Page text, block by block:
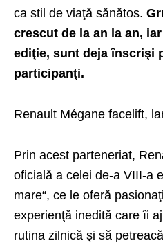
ca stil de viaţă sănătos.
crescut de la an la an,
ediţie, sunt deja înscrişi
participanţi.
Renault Mégane facelift,
Prin acest parteneriat,
oficială a celei de-a VIII-a
mare“, ce le oferă
experienţă inedită care îi
rutina zilnică şi să